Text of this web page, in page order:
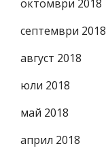
октомври 2018
септември 2018
август 2018
юли 2018
май 2018
април 2018